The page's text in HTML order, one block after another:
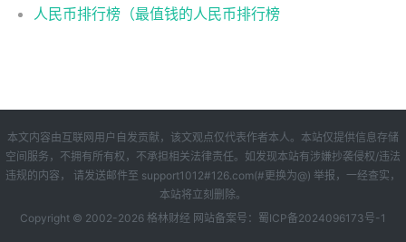
人民币排行榜（最值钱的人民币排行榜
本文内容由互联网用户自发贡献，该文观点仅代表作者本人。本站仅提供信息存储
空间服务，不拥有所有权，不承担相关法律责任。如发现本站有涉嫌抄袭侵权/违法
违规的内容， 请发送邮件至 support1012#126.com(#更换为@) 举报，一经查实，
本站将立刻删除。
Copyright © 2002-2026 格林财经 网站备案号： 蜀ICP备2024096173号-1